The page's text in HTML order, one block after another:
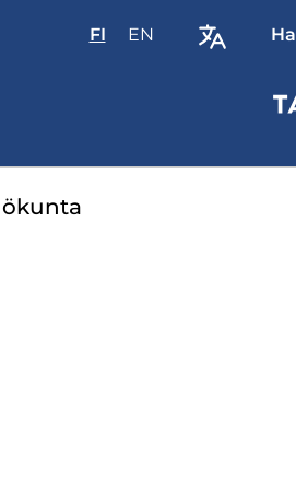
FIValitse
ENSelect